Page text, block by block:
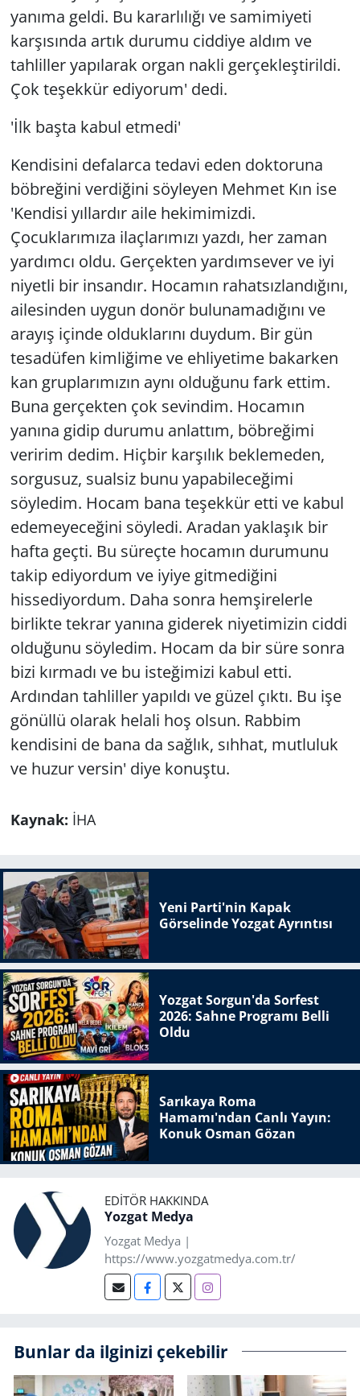
yanıma geldi. Bu kararlılığı ve samimiyeti
karşısında artık durumu ciddiye aldım ve
tahliller yapılarak organ nakli gerçekleştirildi.
Çok teşekkür ediyorum' dedi.
'İlk başta kabul etmedi'
Kendisini defalarca tedavi eden doktoruna
böbreğini verdiğini söyleyen Mehmet Kın ise
'Kendisi yıllardır aile hekimimizdi.
Çocuklarımıza ilaçlarımızı yazdı, her zaman
yardımcı oldu. Gerçekten yardımsever ve iyi
niyetli bir insandır. Hocamın rahatsızlandığını,
ailesinden uygun donör bulunamadığını ve
arayış içinde olduklarını duydum. Bir gün
tesadüfen kimliğime ve ehliyetime bakarken
kan gruplarımızın aynı olduğunu fark ettim.
Buna gerçekten çok sevindim. Hocamın
yanına gidip durumu anlattım, böbreğimi
veririm dedim. Hiçbir karşılık beklemeden,
sorgusuz, sualsiz bunu yapabileceğimi
söyledim. Hocam bana teşekkür etti ve kabul
edemeyeceğini söyledi. Aradan yaklaşık bir
hafta geçti. Bu süreçte hocamın durumunu
takip ediyordum ve iyiye gitmediğini
hissediyordum. Daha sonra hemşirelerle
birlikte tekrar yanına giderek niyetimizin ciddi
olduğunu söyledim. Hocam da bir süre sonra
bizi kırmadı ve bu isteğimizi kabul etti.
Ardından tahliller yapıldı ve güzel çıktı. Bu işe
gönüllü olarak helali hoş olsun. Rabbim
kendisini de bana da sağlık, sıhhat, mutluluk
ve huzur versin' diye konuştu.
Kaynak: İHA
Yeni Parti'nin Kapak
Görselinde Yozgat Ayrıntısı
Yozgat Sorgun'da Sorfest
2026: Sahne Programı Belli
Oldu
Sarıkaya Roma
Hamamı'ndan Canlı Yayın:
Konuk Osman Gözan
EDITÖR HAKKINDA
Yozgat Medya
Yozgat Medya |
https://www.yozgatmedya.com.tr/
Bunlar da ilginizi çekebilir